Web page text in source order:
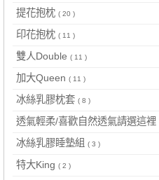
提花抱枕 ( 20 )
印花抱枕 ( 11 )
雙人Double ( 11 )
加大Queen ( 11 )
冰絲乳膠枕套 ( 8 )
透氣輕柔/喜歡自然透氣請選這裡
冰絲乳膠睡墊組 ( 3 )
特大King ( 2 )